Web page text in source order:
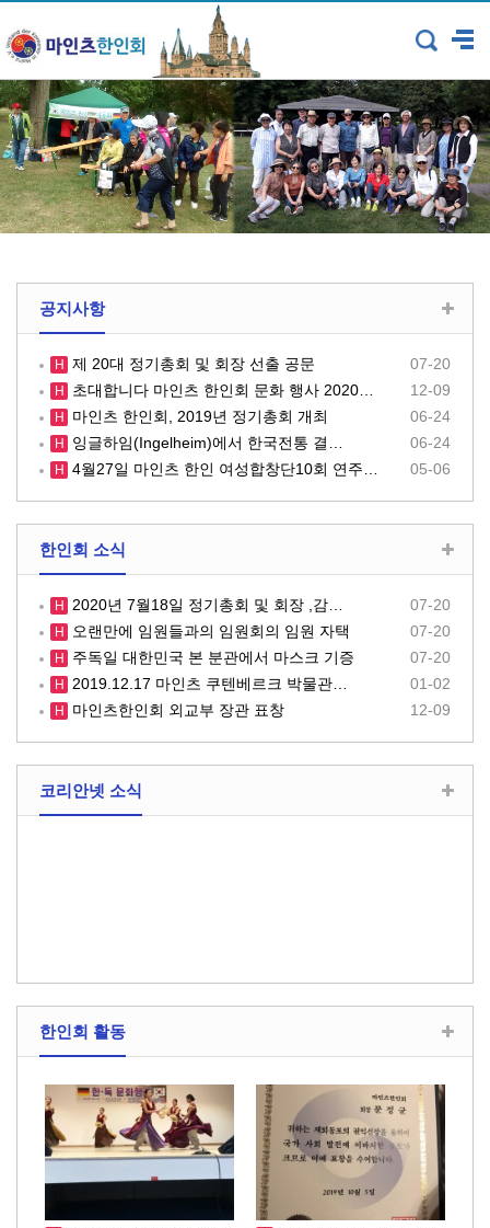
공지사항
H 제 20대 정기총회 및 회장 선출 공문 07-20
H 초대합니다 마인츠 한인회 문화 행사 2020… 12-09
H 마인츠 한인회, 2019년 정기총회 개최 06-24
H 잉글하임(Ingelheim)에서 한국전통 결… 06-24
H 4월27일 마인츠 한인 여성합창단10회 연주… 05-06
한인회 소식
H 2020년 7월18일 정기총회 및 회장 ,감… 07-20
H 오랜만에 임원들과의 임원회의 임원 자택 07-20
H 주독일 대한민국 본 분관에서 마스크 기증 07-20
H 2019.12.17 마인츠 쿠텐베르크 박물관… 01-02
H 마인츠한인회 외교부 장관 표창 12-09
코리안넷 소식
한인회 활동